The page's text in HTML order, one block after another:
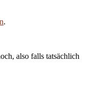
.
also falls tatsächlich